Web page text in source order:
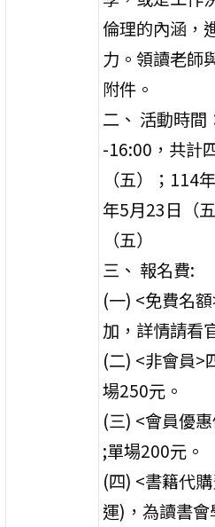
倫理的內涵，
力。領讀老師
附件。
二、 活動時
-16:00，共計
（五）；114
年5月23日（
（五）
三、 報名費:
(一) <免費名
加，詳情請看
(二) <非會員>
場250元。
(三) <會員優
;單場200元。
(四) <書籍代
運)，為讀書